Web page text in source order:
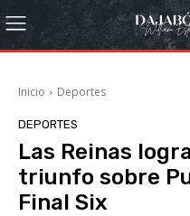
Inicio Deportes
DEPORTES
Las Reinas
triunfo sobre
Final Six